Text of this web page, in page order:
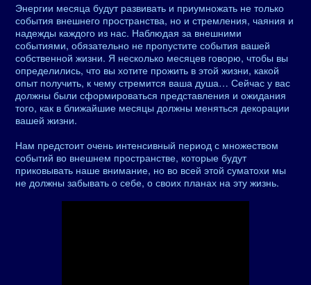
Энергии месяца будут развивать и приумножать не только
события внешнего пространства, но и стремления, чаяния и
надежды каждого из нас. Наблюдая за внешними
событиями, обязательно не пропустите события вашей
собственной жизни. Я несколько месяцев говорю, чтобы вы
определились, что вы хотите прожить в этой жизни, какой
опыт получить, к чему стремится ваша душа… Сейчас у вас
должны были сформироваться представления и ожидания
того, как в ближайшие месяцы должны меняться декорации
вашей жизни.
Нам предстоит очень интенсивный период с множеством
событий во внешнем пространстве, которые будут
приковывать наше внимание, но во всей этой суматохи мы
не должны забывать о себе, о своих планах на эту жизнь.